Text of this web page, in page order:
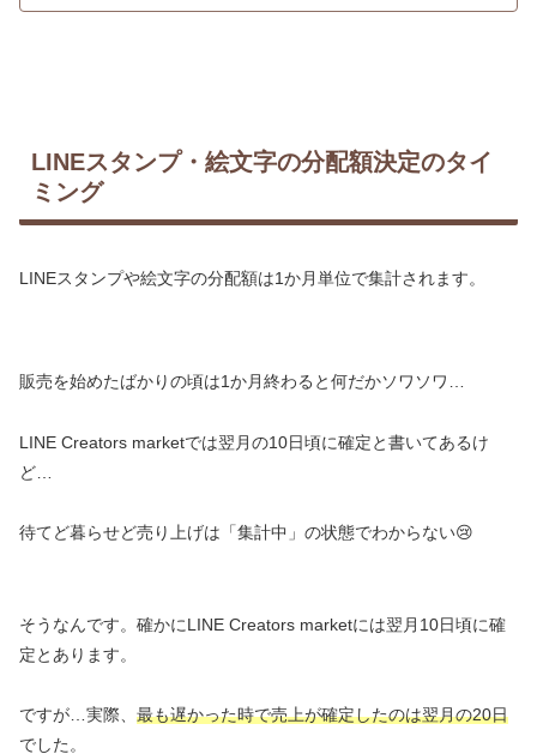
LINEスタンプ・絵文字の分配額決定のタイ
ミング
LINEスタンプや絵文字の分配額は1か月単位で集計されます。
販売を始めたばかりの頃は1か月終わると何だかソワソワ…
LINE Creators marketでは翌月の10日頃に確定と書いてあるけ
ど…
待てど暮らせど売り上げは「集計中」の状態でわからない😢
そうなんです。確かにLINE Creators marketには翌月10日頃に確
定とあります。
ですが…実際、 最も遅かった時で売上が確定したのは翌月の20日
でした。